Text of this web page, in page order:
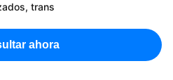
trans
ahora